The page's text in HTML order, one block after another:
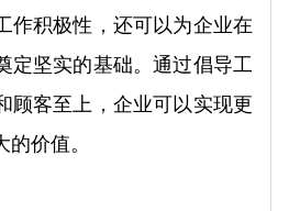
作积极性，还可以为企业在
定坚实的基础。通过倡导工
顾客至上，企业可以实现更
价值。